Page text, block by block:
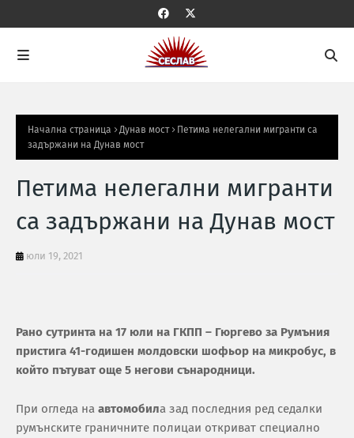
Начална страница Дунав мост
Петима нелегални мигранти са
задържани на Дунав мост
Петима нелегални мигранти
са задържани на Дунав мост
юли 19, 2021
Рано сутринта на 17 юли на ГКПП – Гюргево за Румъния
пристига 41-годишен молдовски шофьор на микробус, в
който пътуват още 5 негови сънародници.
При огледа на автомобила зад последния ред седалки
румънските граничните полицаи откриват специално